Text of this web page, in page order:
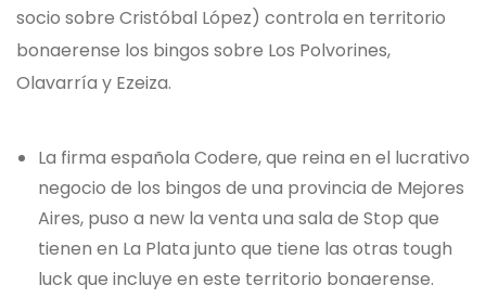
socio sobre Cristóbal López) controla en territorio
bonaerense los bingos sobre Los Polvorines,
Olavarría y Ezeiza.
La firma española Codere, que reina en el lucrativo
negocio de los bingos de una provincia de Mejores
Aires, puso a new la venta una sala de Stop que
tienen en La Plata junto que tiene las otras tough
luck que incluye en este territorio bonaerense.